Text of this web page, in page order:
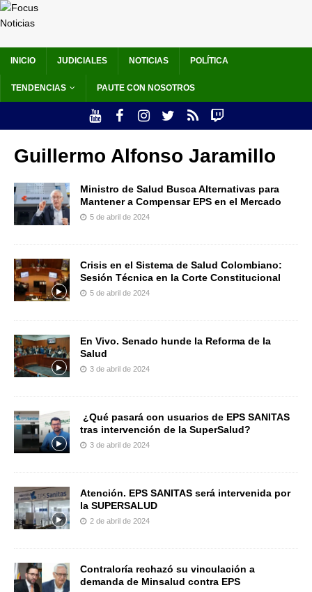
INICIO JUDICIALES NOTICIAS POLÍTICA
TENDENCIAS PAUTE CON NOSOTROS
Guillermo Alfonso Jaramillo
Ministro de Salud Busca Alternativas para
Mantener a Compensar EPS en el Mercado
5 de abril de 2024
Crisis en el Sistema de Salud Colombiano:
Sesión Técnica en la Corte Constitucional
5 de abril de 2024
En Vivo. Senado hunde la Reforma de la
Salud
3 de abril de 2024
¿Qué pasará con usuarios de EPS SANITAS
tras intervención de la SuperSalud?
3 de abril de 2024
Atención. EPS SANITAS será intervenida por
la SUPERSALUD
2 de abril de 2024
Contraloría rechazó su vinculación a
demanda de Minsalud contra EPS